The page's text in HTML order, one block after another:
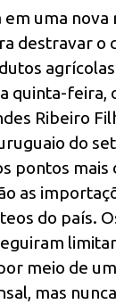
uma nova
destravar o
quinta-feira,
Ribeiro
do
pontos mais
as
do país.
meio de
mas